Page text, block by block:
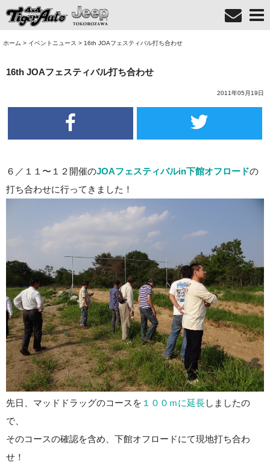
ホーム > イベントニュース > 16th JOAフェスティバル打ち合わせ
16th JOAフェスティバル打ち合わせ
2011年05月19日
６／１１〜１２開催のJOAフェスティバルin下館オフロードの
打ち合わせに行ってきました！
先日、マッドドラッグのコースを １００ｍに延長しましたの
で、
そのコースの確認を含め、下館オフロードにて現地打ち合わ
せ！